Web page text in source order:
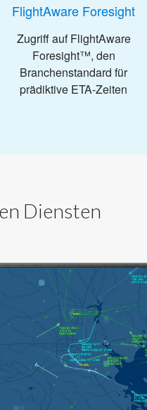
FlightAware Foresight
Zugriff auf FlightAware
Foresight™, den
Branchenstandard für
prädiktive ETA-Zeiten
Diensten